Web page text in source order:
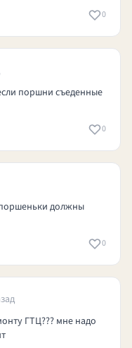
0
поршни съеденные
0
должны
0
ГТЦ??? мне надо